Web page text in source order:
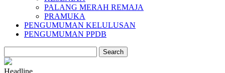
PALANG MERAH REMAJA
PRAMUKA
PENGUMUMAN KELULUSAN
PENGUMUMAN PPDB
Headline